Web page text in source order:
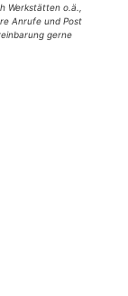
Werkstätten o.ä.,
Anrufe und Post
gerne